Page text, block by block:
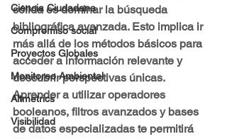
Ciencia Ciudadana
Compromiso social
Proyectos Globales
Monitoreo Ambiental
Altmetrics
Visibilidad
sólida es dominar la búsqueda
bibliográfica avanzada. Esto implica ir
más allá de los métodos básicos para
acceder a información relevante y
descubrir perspectivas únicas.
Aprender a utilizar operadores
booleanos, filtros avanzados y bases
de datos especializadas te permitirá